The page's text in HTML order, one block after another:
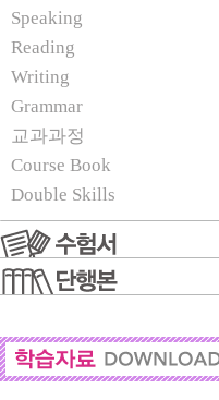
Speaking
Reading
Writing
Grammar
교과과정
Course Book
Double Skills